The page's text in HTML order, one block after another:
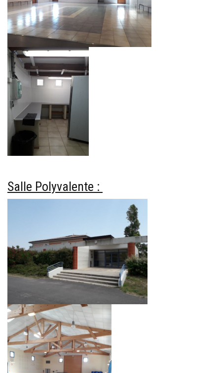
Salle Polyvalente :